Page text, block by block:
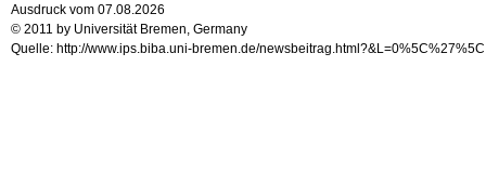
Ausdruck vom 07.08.2026
© 2011 by Universität Bremen, Germany
Quelle: http://www.ips.biba.uni-bremen.de/newsbeitrag.html?&L=0%5C%27%5C